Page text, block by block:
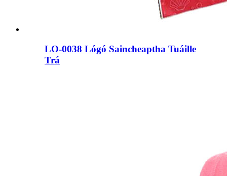
LO-0038 Lógó Saincheaptha Tuáille
Trá